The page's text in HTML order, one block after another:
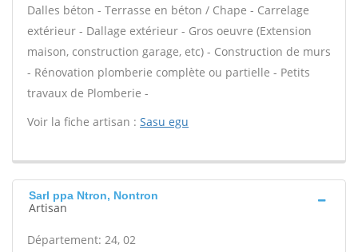
Dalles béton - Terrasse en béton / Chape - Carrelage
extérieur - Dallage extérieur - Gros oeuvre (Extension
maison, construction garage, etc) - Construction de murs
- Rénovation plomberie complète ou partielle - Petits
travaux de Plomberie -
Voir la fiche artisan : Sasu egu
Sarl ppa Ntron, Nontron
Artisan
Département: 24, 02